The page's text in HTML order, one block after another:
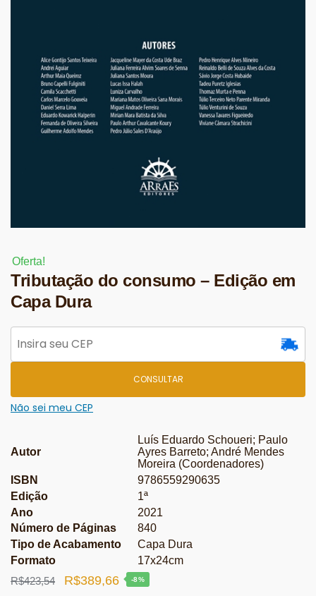
Oferta!
Tributação do consumo – Edição em
Capa Dura
CONSULTAR
Não sei meu CEP
Autor
Luís Eduardo Schoueri; Paulo
Ayres Barreto; André Mendes
Moreira (Coordenadores)
ISBN
9786559290635
Edição
1ª
Ano
2021
Número de Páginas
840
Tipo de Acabamento
Capa Dura
Formato
17x24cm
R$423,54
O
R$389,66O
-8%